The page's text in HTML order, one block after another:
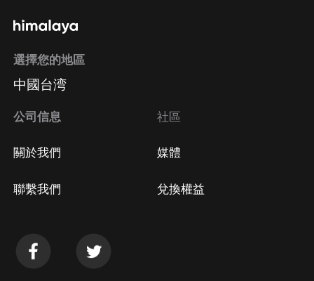
選擇您的地區
中國台湾
公司信息
關於我們
聯繫我們
社區
媒體
兌換權益